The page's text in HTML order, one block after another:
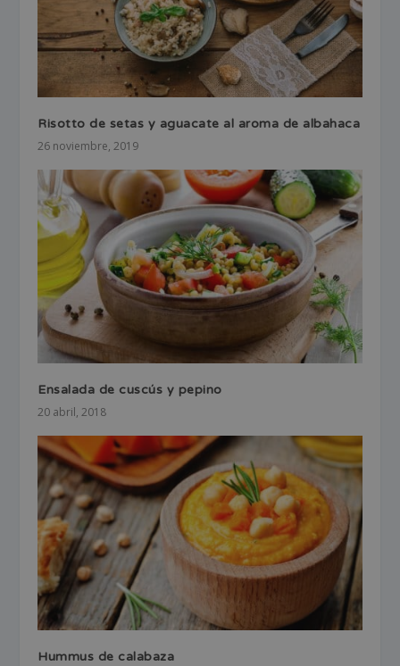
Risotto de setas y aguacate al aroma de albahaca
26 noviembre, 2019
Ensalada de cuscús y pepino
20 abril, 2018
Hummus de calabaza